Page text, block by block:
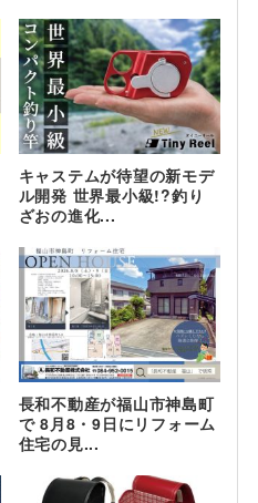
キャステムが待望の新モデ
ル開発 世界最小級!?釣り
ざおの進化...
長和不動産が福山市神島町
で 8月8・9日にリフォーム
住宅の見...